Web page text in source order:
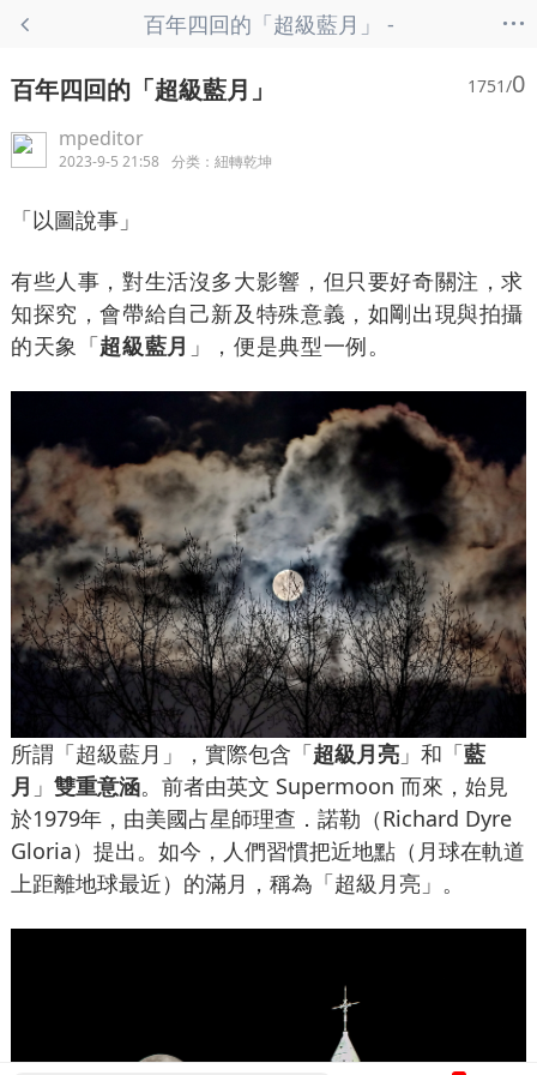
百年四回的「超級藍月」 -
...
百年四回的「超級藍月」 1751/0
mpeditor
2023-9-5 21:58 分类： 紐轉乾坤
「以圖說事」
有些人事，對生活沒多大影響，但只要好奇關注，求
知探究，會帶給自己新及特殊意義，如剛出現與拍攝
的天象「超級藍月 」，便是典型一例。
所謂「超級藍月」，實際包含「超級月亮」和「藍
月 」 雙重意涵。前者由英文 Supermoon 而來，始見
於1979年，由美國占星師理查．諾勒（Richard Dyre
Gloria）提出。如今，人們習慣把近地點（月球在軌道
上距離地球最近）的滿月，稱為「超級月亮」。